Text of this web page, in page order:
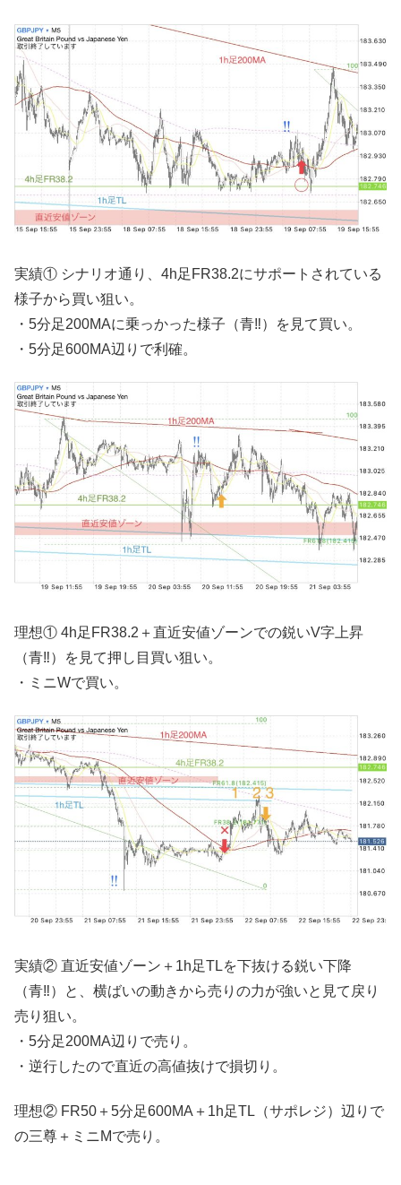
実績① シナリオ通り、4h足FR38.2にサポートされている
様子から買い狙い。
・5分足200MAに乗っかった様子（青‼︎）を見て買い。
・5分足600MA辺りで利確。
理想① 4h足FR38.2＋直近安値ゾーンでの鋭いV字上昇
（青‼︎）を見て押し目買い狙い。
・ミニWで買い。
実績② 直近安値ゾーン＋1h足TLを下抜ける鋭い下降
（青‼︎）と、横ばいの動きから売りの力が強いと見て戻り
売り狙い。
・5分足200MA辺りで売り。
・逆行したので直近の高値抜けで損切り。
理想② FR50＋5分足600MA＋1h足TL（サポレジ）辺りで
の三尊＋ミニMで売り。